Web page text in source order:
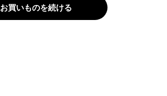
お買いものを続ける